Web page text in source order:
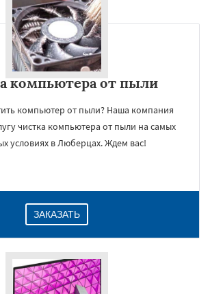
компьютера от пыли
компьютер от пыли? Наша компания
чистка компьютера от пыли на самых
условиях в Люберцах. Ждем вас!
ЗАКАЗАТЬ